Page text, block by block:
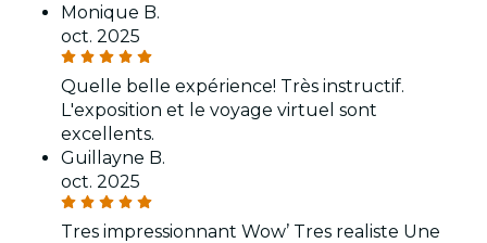
Monique B.
oct. 2025
Quelle belle expérience! Très instructif.
L'exposition et le voyage virtuel sont
excellents.
Guillayne B.
oct. 2025
Tres impressionnant Wow’ Tres realiste Une